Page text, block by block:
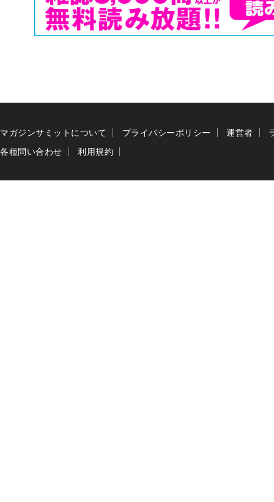
マガジンサミットについて プライバシーポリシー 運営者
各種問い合わせ
利用規約